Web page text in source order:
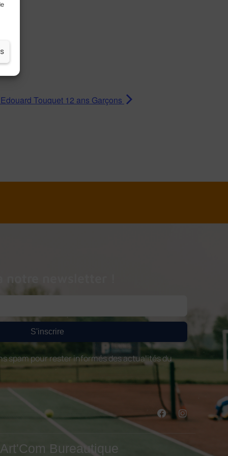
Touquet 12 ans Garçons
notre newsletter !
S'inscrire
spam pour rester informés des actualités du
Bureautique